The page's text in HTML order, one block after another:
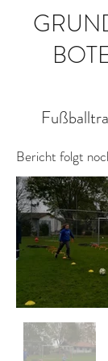
Bericht folgt